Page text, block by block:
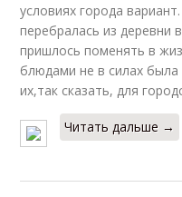
условиях города
перебралась из деревни
пришлось поменять в
блюдами не в силах была
их,так сказать, для
Читать дальше →